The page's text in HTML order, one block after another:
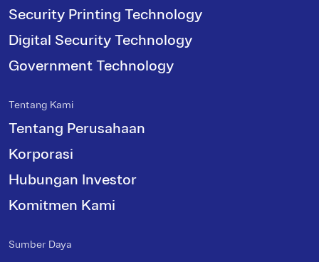
Security Printing Technology
Digital Security Technology
Government Technology
Tentang Kami
Tentang Perusahaan
Korporasi
Hubungan Investor
Komitmen Kami
Sumber Daya